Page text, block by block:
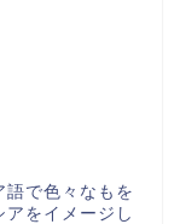
語で色々なもを
アをイメージし